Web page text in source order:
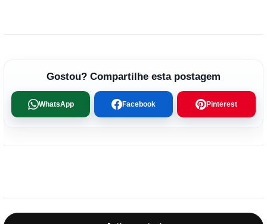
Gostou? Compartilhe esta postagem
WhatsApp Facebook Pinterest